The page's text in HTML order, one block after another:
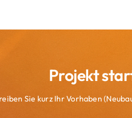
Projekt
Sie kurz Ihr Vorhaben